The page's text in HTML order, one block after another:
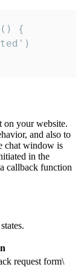
{
on your website.
and also to
chat window is
in the
callback function
request form\